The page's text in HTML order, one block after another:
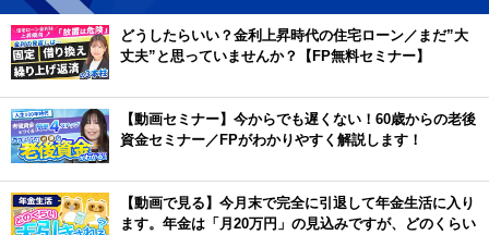
どうしたらいい？金利上昇時代の住宅ローン／まだ”大
丈夫”と思っていませんか？【FP無料セミナー】
【動画セミナー】今からでも遅くない！60歳からの老後
資金セミナー／FPがわかりやすく解説します！
【動画で見る】今月末で完全に引退して年金生活に入り
ます。年金は「月20万円」の見込みですが、どのくらい